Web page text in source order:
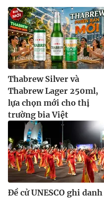
Thabrew Silver và
Thabrew Lager 250ml,
lựa chọn mới cho thị
trường bia Việt
Đề cử UNESCO ghi danh